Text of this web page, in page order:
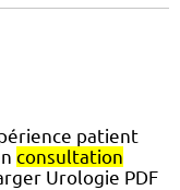
patient
consultation
Urologie PDF